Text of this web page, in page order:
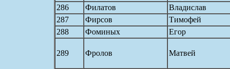
286
Филатов
Владислав
287
Фирсов
Тимофей
288
Фоминых Егор
289 Фролов Матвей